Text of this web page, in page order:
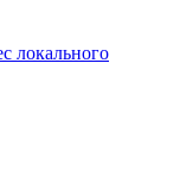
локального